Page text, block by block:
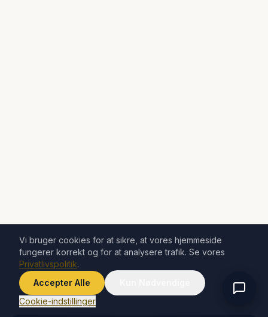
Vi bruger cookies for at sikre, at vores hjemmeside
fungerer korrekt og for at analysere trafik. Se vores
Privatlivspolitik.
Accepter Alle
Cookie-indstillinger